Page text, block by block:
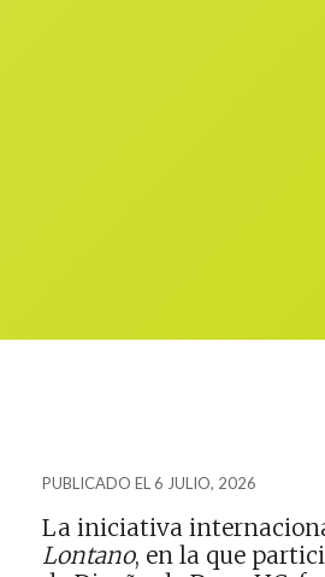
PUBLICADO EL 6 JULIO, 2026
La iniciativa
Lontano, en la que